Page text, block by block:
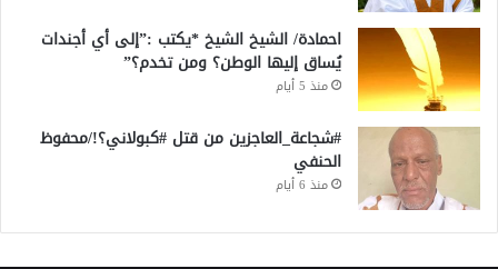
احمادة/ الشيخ الشيخ *يكتب :”إلى أي أجندات
يُساق إليها الوطن؟ ومن تخدم؟”
منذ 5 أيام
#شجاعة_العاجزين من قتل #كبولاني؟!/محفوظ
الحنفي
منذ 6 أيام